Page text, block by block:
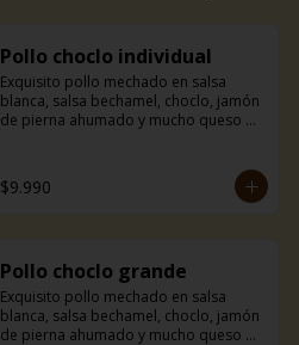
Pollo choclo individual
Exquisito pollo mechado en salsa
blanca, salsa bechamel, choclo, jamón
de pierna ahumado y mucho queso
la casa.
$9.990
Pollo choclo grande
Exquisito pollo mechado en salsa
blanca, salsa bechamel, choclo, jamón
de pierna ahumado y mucho queso